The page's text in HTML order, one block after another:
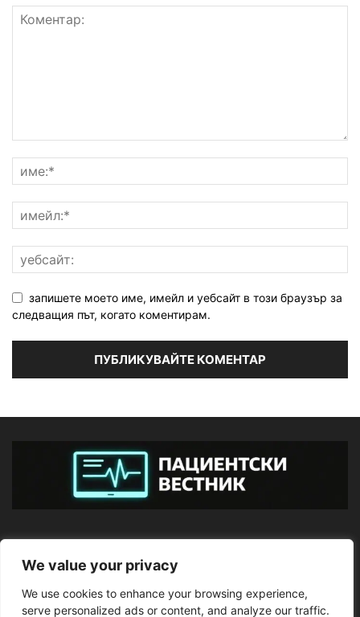
We value your privacy
We use cookies to enhance your browsing experience,
serve personalized ads or content, and analyze our traffic.
запишете моето име, имейл и уебсайт в този браузър за
следващия път, когато коментирам.
ПОСЛЕДВАЙТЕ НИ